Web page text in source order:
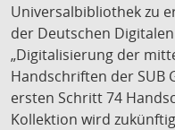
Universalbibliothek zu
der Deutschen
„Digitalisierung der
Handschriften der SUB
ersten Schritt 74
Kollektion wird